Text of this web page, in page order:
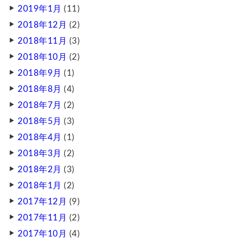
2019年1月 (11)
2018年12月 (2)
2018年11月 (3)
2018年10月 (2)
2018年9月 (1)
2018年8月 (4)
2018年7月 (2)
2018年5月 (3)
2018年4月 (1)
2018年3月 (2)
2018年2月 (3)
2018年1月 (2)
2017年12月 (9)
2017年11月 (2)
2017年10月 (4)